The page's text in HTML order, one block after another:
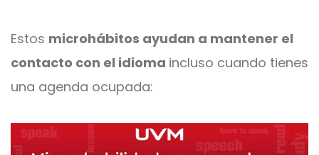
Estos microhábitos ayudan a mantener el
contacto con el idioma incluso cuando tienes
una agenda ocupada: